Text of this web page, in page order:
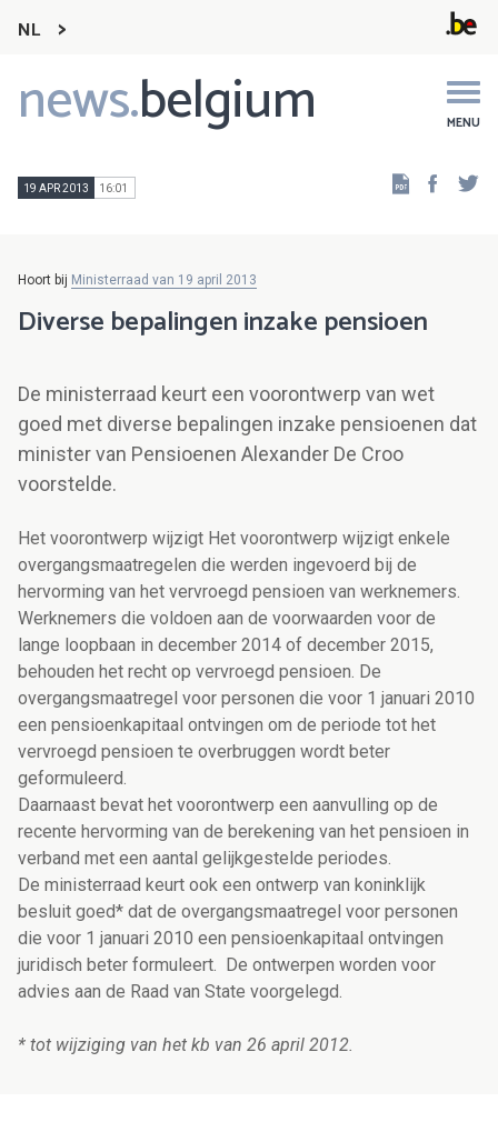
NL
news.belgium MENU
Main
navigation
19 APR 2013 16:01
Hoort bij Ministerraad van 19 april 2013
Diverse bepalingen inzake pensioen
De ministerraad keurt een voorontwerp van wet
goed met diverse bepalingen inzake pensioenen dat
minister van Pensioenen Alexander De Croo
voorstelde.
Het voorontwerp wijzigt Het voorontwerp wijzigt enkele
overgangsmaatregelen die werden ingevoerd bij de
hervorming van het vervroegd pensioen van werknemers.
Werknemers die voldoen aan de voorwaarden voor de
lange loopbaan in december 2014 of december 2015,
behouden het recht op vervroegd pensioen. De
overgangsmaatregel voor personen die voor 1 januari 2010
een pensioenkapitaal ontvingen om de periode tot het
vervroegd pensioen te overbruggen wordt beter
geformuleerd.
Daarnaast bevat het voorontwerp een aanvulling op de
recente hervorming van de berekening van het pensioen in
verband met een aantal gelijkgestelde periodes.
De ministerraad keurt ook een ontwerp van koninklijk
besluit goed* dat de overgangsmaatregel voor personen
die voor 1 januari 2010 een pensioenkapitaal ontvingen
juridisch beter formuleert. De ontwerpen worden voor
advies aan de Raad van State voorgelegd.
* tot wijziging van het kb van 26 april 2012.